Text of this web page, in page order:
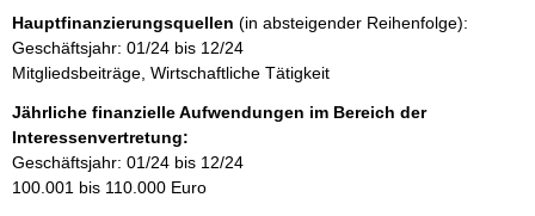
t
i
n
f
o
r
m
Hauptfinanzierungsquellen (in absteigender Reihenfolge):
Geschäftsjahr: 01/24 bis 12/24
Mitgliedsbeiträge, Wirtschaftliche Tätigkeit
Jährliche finanzielle Aufwendungen im Bereich der
Interessenvertretung:
Geschäftsjahr: 01/24 bis 12/24
100.001 bis 110.000 Euro